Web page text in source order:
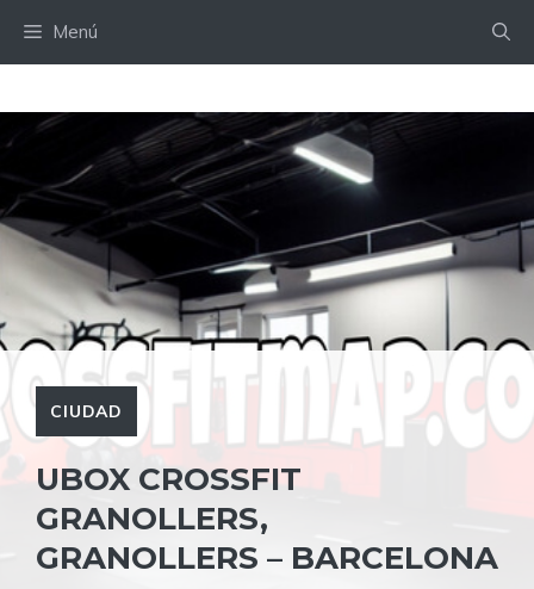
Menú
CIUDAD
UBOX CROSSFIT
GRANOLLERS,
GRANOLLERS – BARCELONA